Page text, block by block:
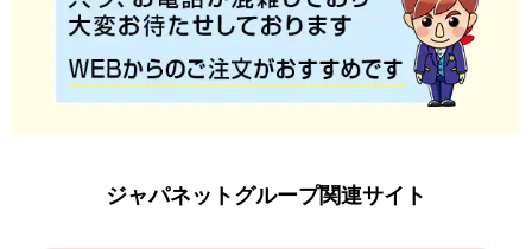
ジャパネットグループ関連サイト